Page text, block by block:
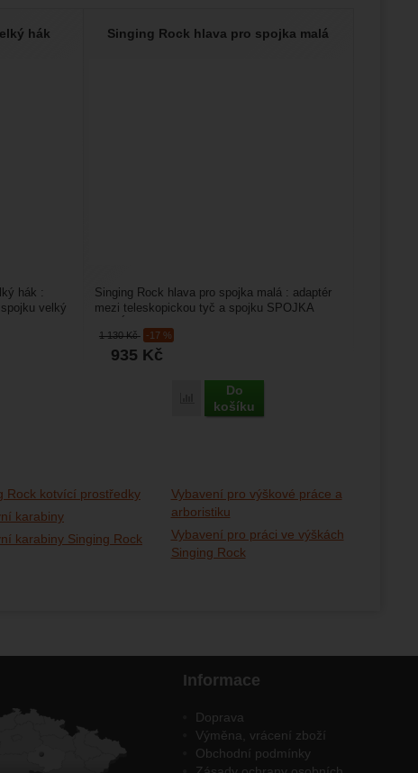
hák
hák :
velký
Singing Rock hlava pro spojka malá
1 130Kč -17 %
935 Kč
Porovnat
Do
košíku
Singing Rock hlava pro spojka malá : adaptér
mezi teleskopickou tyč a spojku SPOJKA
Rock kotvící prostředky
karabiny
karabiny Singing Rock
Vybavení pro výškové práce a
arboristiku
Vybavení pro práci ve výškách
Singing Rock
Informace
Doprava
Výměna, vrácení zboží
Obchodní podmínky